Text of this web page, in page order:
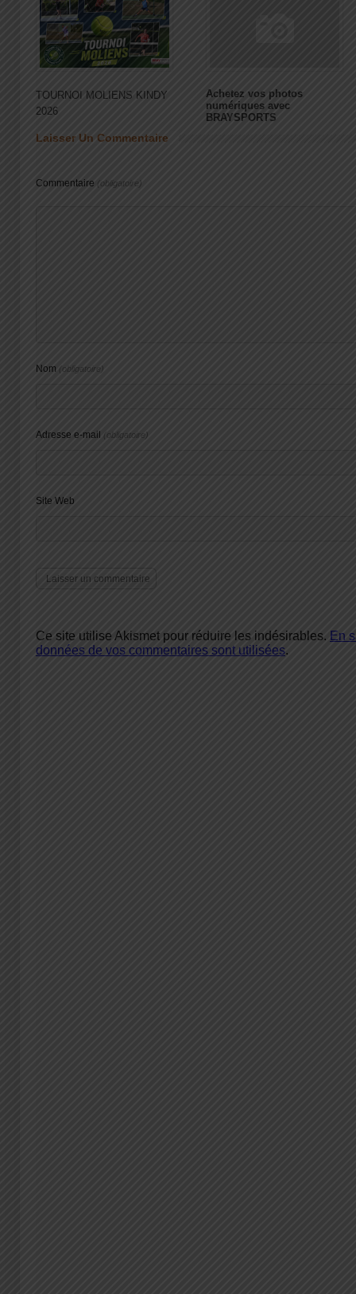
TOURNOI MOLIENS KINDY
2026
Achetez vos photos
numériques avec
BRAYSPORTS
Laisser Un Commentaire
Commentaire (obligatoire)
Nom (obligatoire)
Adresse e-mail (obligatoire)
Site Web
Ce site utilise Akismet pour réduire les indésirables. En
données de vos commentaires sont utilisées.